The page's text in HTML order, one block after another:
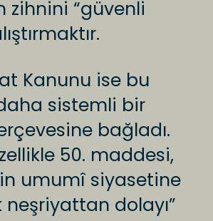
zihnini “güvenli
Kanunu ise bu
daha sistemli bir
bağladı.
50. maddesi,
umumî siyasetine
dolayı”